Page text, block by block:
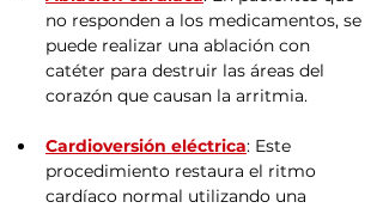
no responden a los medicamentos, se
puede realizar una ablación con
catéter para destruir las áreas del
corazón que causan la arritmia.
Cardioversión eléctrica: Este
procedimiento restaura el ritmo
cardíaco normal utilizando una